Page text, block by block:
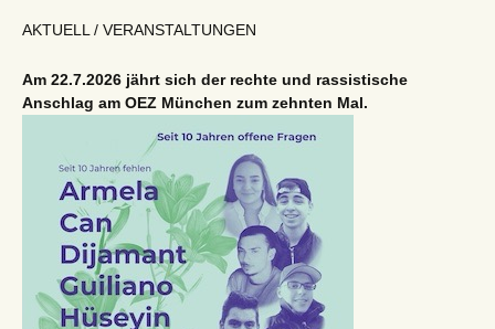
AKTUELL / VERANSTALTUNGEN
Am 22.7.2026 jährt sich der rechte und rassistische
Anschlag am OEZ München zum zehnten Mal.